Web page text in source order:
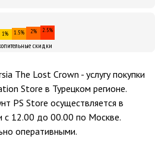
1% 1.5% 2% 2.5%
скидки
The Lost Crown - услугу покупки
Store в Турецком регионе.
PS Store осуществляется в
с 12.00 до 00.00 по Москве.
оперативными.